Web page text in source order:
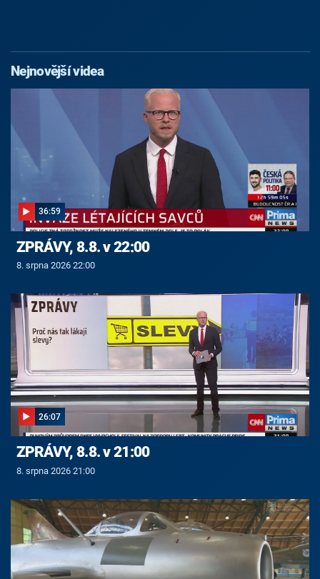
Nejnovější videa
36:59
ZPRÁVY, 8.8. v 22:00
8. srpna 2026 22:00
26:07
ZPRÁVY, 8.8. v 21:00
8. srpna 2026 21:00